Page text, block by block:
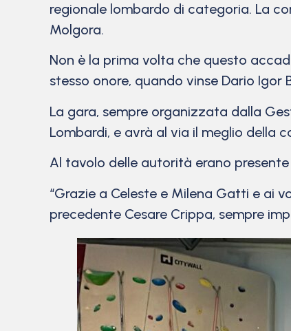
regionale lombardo di categoria. La
Molgora.
Non è la prima volta che questo
stesso onore, quando vinse Dario Igor
La gara, sempre organizzata dalla
Lombardi, e avrà al via il meglio della
Al tavolo delle autorità erano presente
“Grazie a Celeste e Milena Gatti e ai
precedente Cesare Crippa, sempre